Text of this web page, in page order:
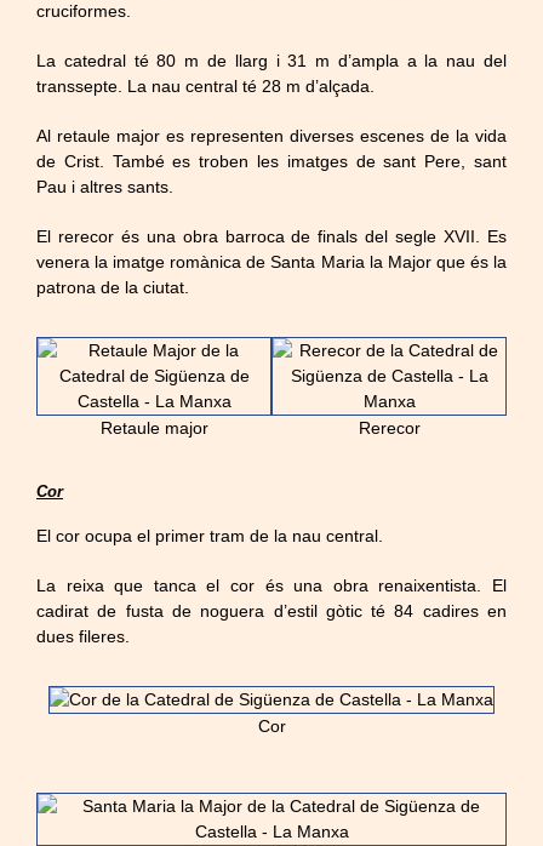
cruciformes.
La catedral té 80 m de llarg i 31 m d’ampla a la nau del
transsepte. La nau central té 28 m d’alçada.
Al retaule major es representen diverses escenes de la vida
de Crist. També es troben les imatges de sant Pere, sant
Pau i altres sants.
El rerecor és una obra barroca de finals del segle XVII. Es
venera la imatge romànica de Santa Maria la Major que és la
patrona de la ciutat.
Retaule major Rerecor
Cor
El cor ocupa el primer tram de la nau central.
La reixa que tanca el cor és una obra renaixentista. El
cadirat de fusta de noguera d’estil gòtic té 84 cadires en
dues fileres.
Cor